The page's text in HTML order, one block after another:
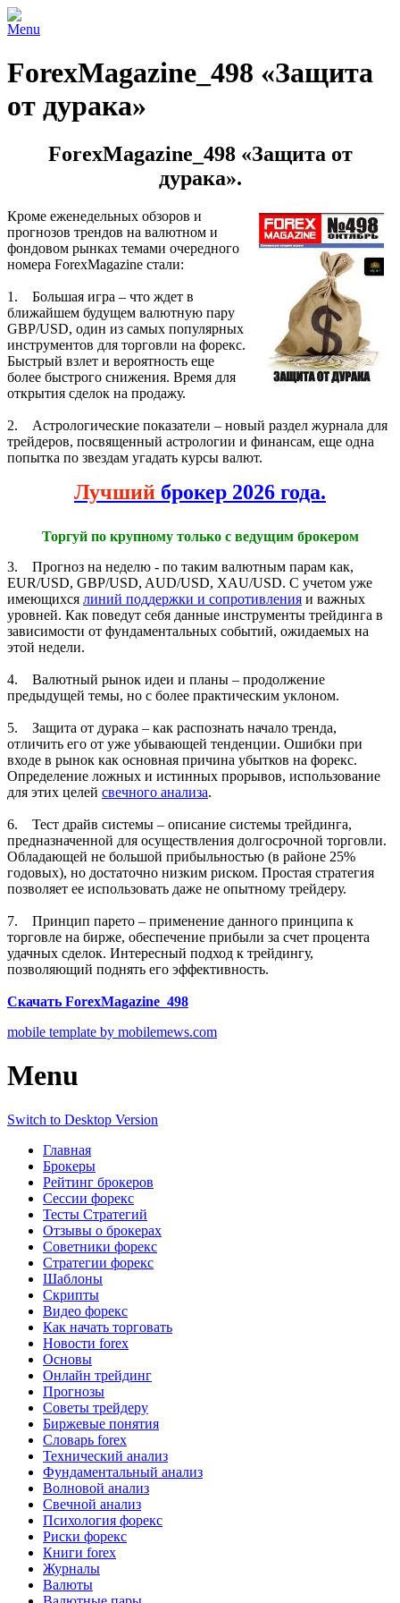
Menu
ForexMagazine_498 «Защита
от дурака»
ForexMagazine_498 «Защита от
дурака».
Кроме еженедельных обзоров и
прогнозов трендов на валютном и
фондовом рынках темами очередного
номера ForexMagazine стали:
1. Большая игра – что ждет в
ближайшем будущем валютную пару
GBP/USD, один из самых популярных
инструментов для торговли на форекс.
Быстрый взлет и вероятность еще
более быстрого снижения. Время для
открытия сделок на продажу.
2. Астрологические показатели – новый раздел журнала для
трейдеров, посвященный астрологии и финансам, еще одна
попытка по звездам угадать курсы валют.
Лучший брокер 2026 года.
Торгуй по крупному только с ведущим брокером
3. Прогноз на неделю - по таким валютным парам как,
EUR/USD, GBP/USD, AUD/USD, XAU/USD. С учетом уже
имеющихся линий поддержки и сопротивления и важных
уровней. Как поведут себя данные инструменты трейдинга в
зависимости от фундаментальных событий, ожидаемых на
этой недели.
4. Валютный рынок идеи и планы – продолжение
предыдущей темы, но с более практическим уклоном.
5. Защита от дурака – как распознать начало тренда,
отличить его от уже убывающей тенденции. Ошибки при
входе в рынок как основная причина убытков на форекс.
Определение ложных и истинных прорывов, использование
для этих целей свечного анализа.
6. Тест драйв системы – описание системы трейдинга,
предназначенной для осуществления долгосрочной торговли.
Обладающей не большой прибыльностью (в районе 25%
годовых), но достаточно низким риском. Простая стратегия
позволяет ее использовать даже не опытному трейдеру.
7. Принцип парето – применение данного принципа к
торговле на бирже, обеспечение прибыли за счет процента
удачных сделок. Интересный подход к трейдингу,
позволяющий поднять его эффективность.
Скачать ForexMagazine_498
mobile template by mobilemews.com
Menu
Switch to Desktop Version
Главная
Брокеры
Рейтинг брокеров
Сессии форекс
Тесты Стратегий
Отзывы о брокерах
Советники форекс
Стратегии форекс
Шаблоны
Скрипты
Видео форекс
Как начать торговать
Новости forex
Основы
Онлайн трейдинг
Прогнозы
Советы трейдеру
Биржевые понятия
Словарь forex
Технический анализ
Фундаментальный анализ
Волновой анализ
Свечной анализ
Психология форекс
Риски форекс
Книги forex
Журналы
Валюты